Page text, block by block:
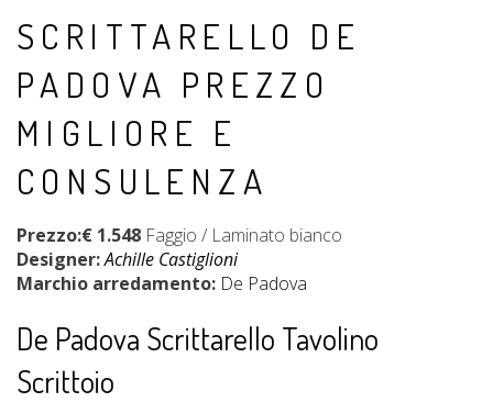
SCRITTARELLO DE
PADOVA PREZZO
MIGLIORE E
CONSULENZA
Prezzo:€ 1.548 Faggio / Laminato bianco
Designer:Achille Castiglioni
Marchio arredamento: De Padova
De Padova Scrittarello Tavolino
Scrittoio